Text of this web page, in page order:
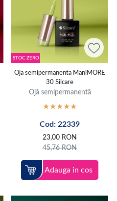
STOC ZERO
Oja semipermanenta ManiMORE
30 Silcare
Ojă semipermanentă
Cod: 22339
23,00 RON
45,76RON
Adauga in cos